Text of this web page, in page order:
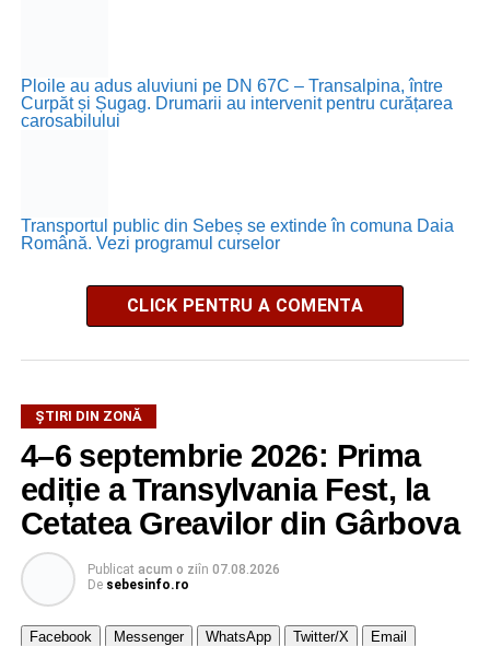
Ploile au adus aluviuni pe DN 67C – Transalpina, între
Curpăt și Șugag. Drumarii au intervenit pentru curățarea
carosabilului
Transportul public din Sebeș se extinde în comuna Daia
Română. Vezi programul curselor
CLICK PENTRU A COMENTA
ȘTIRI DIN ZONĂ
4–6 septembrie 2026: Prima
ediție a Transylvania Fest, la
Cetatea Greavilor din Gârbova
Publicat acum o ziîn 07.08.2026
De sebesinfo.ro
Facebook Messenger WhatsApp Twitter/X Email